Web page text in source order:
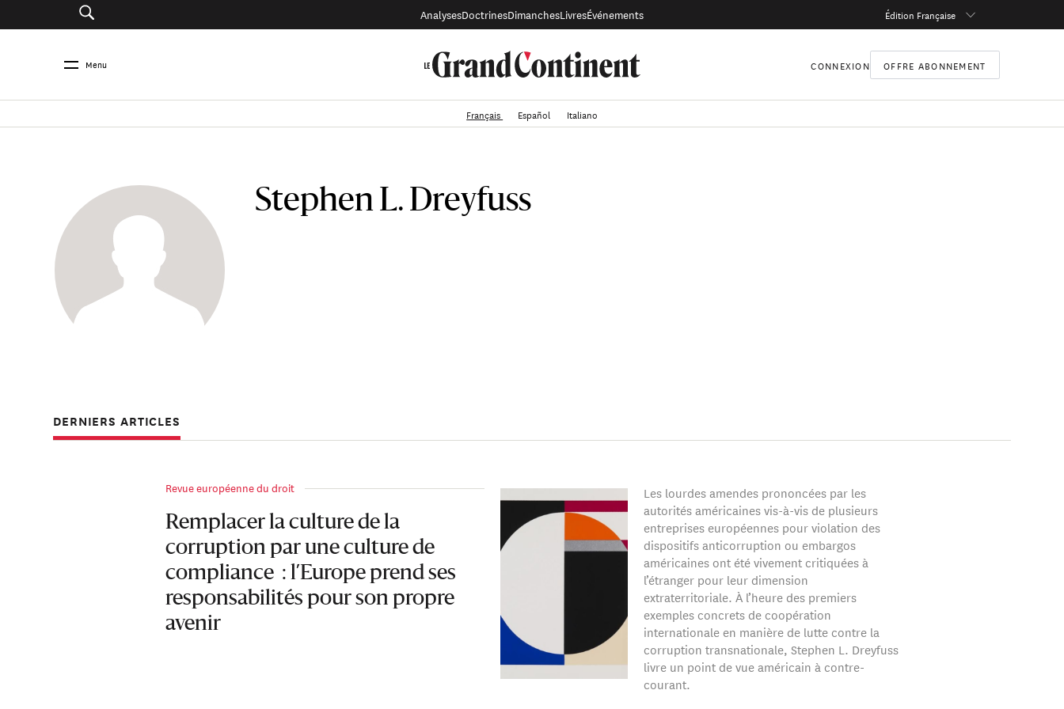
AnalysesDoctrinesDimanchesLivresÉvénements Édition Française
Menu CONNEXION OFFRE ABONNEMENT
Français Español Italiano
Stephen L. Dreyfuss
DERNIERS ARTICLES
Revue européenne du droit
Remplacer la culture de la
corruption par une culture de
compliance : l’Europe prend ses
responsabilités pour son propre
avenir
Les lourdes amendes prononcées par les
autorités américaines vis-à-vis de plusieurs
entreprises européennes pour violation des
dispositifs anticorruption ou embargos
américaines ont été vivement critiquées à
l’étranger pour leur dimension
extraterritoriale. À l’heure des premiers
exemples concrets de coopération
internationale en manière de lutte contre la
corruption transnationale, Stephen L. Dreyfuss
livre un point de vue américain à contre-
courant.